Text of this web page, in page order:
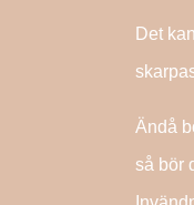
Det
Ändå
så bör